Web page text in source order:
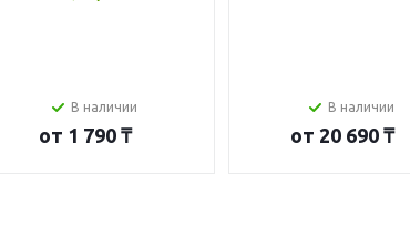
В наличии
от 1 790 ₸
В наличии
от 20 690 ₸